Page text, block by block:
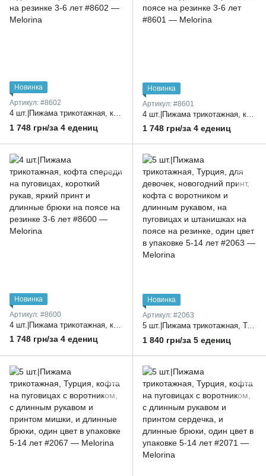
Новинка
Артикул: #8602
4 шт.|Пижама трикотажная, кофта спереди на пуговицах, короткий рукав, белая с принтом Lego и длинные брюки на поясе на резинке 3-6 лет
1 748 грн/за 4 едениц
Новинка
Артикул: #8601
1 748 грн/за 4 едениц
Новинка
Артикул: #8600
1 748 грн/за 4 едениц
Новинка
Артикул: #2063
5 шт.|Пижама трикотажная, Турция, для девочек, новогодний принт, кофта с воротником и длинным рукавом, на пуговицах и штанишках на поясе на резинке, один цвет в упаковке 5-14 лет
1 840 грн/за 5 едениц